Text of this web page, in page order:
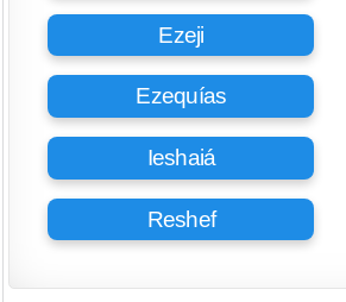
Ezeji
Ezequías
Ieshaiá
Reshef